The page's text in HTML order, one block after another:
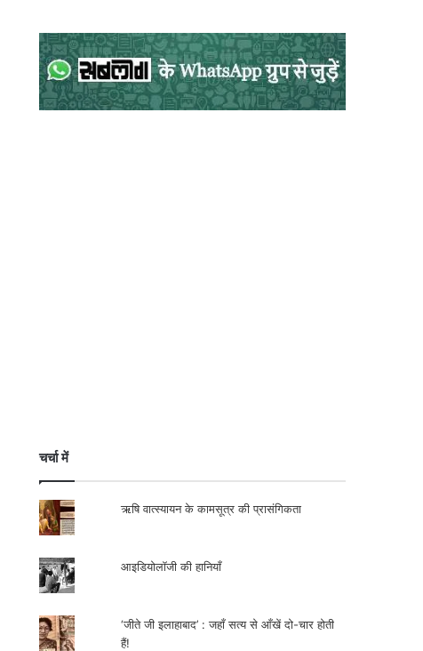
चर्चा में
ऋषि वात्स्यायन के कामसूत्र की प्रासंगिकता
आइडियोलॉजी की हानियाँ
‘जीते जी इलाहाबाद’ : जहाँ सत्य से आँखें दो-चार होती
हैं!